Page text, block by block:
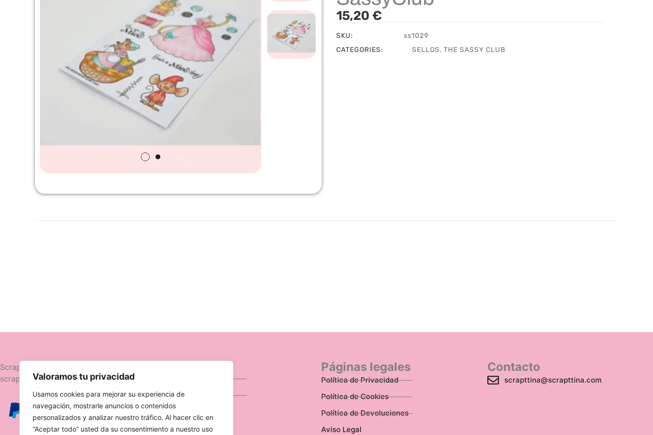
Valoramos tu privacidad
Usamos cookies para mejorar su experiencia de
navegación, mostrarle anuncios o contenidos
personalizados y analizar nuestro tráfico. Al hacer clic en
“Aceptar todo” usted da su consentimiento a nuestro uso
15,20 €
SKU:
ss1029
CATEGORIES:
SELLOS, THE SASSY CLUB
Scrapttina, tienda especializada en
scrapbooking.
Ofertas
Caja Viajera
Páginas legales
Política de Privacidad
Política de Cookies
Política de Devoluciones
Aviso Legal
Contacto
scrapttina@scrapttina.com